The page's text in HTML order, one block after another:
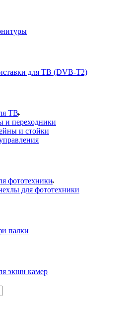
для ТВ (DVB-T2)
ТВ
и переходники
и стойки
фототехники
для фототехники
палки
экшн камер